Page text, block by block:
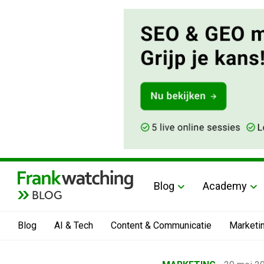
BLOG
Blog Academy
Blog AI & Tech Content & Communicatie